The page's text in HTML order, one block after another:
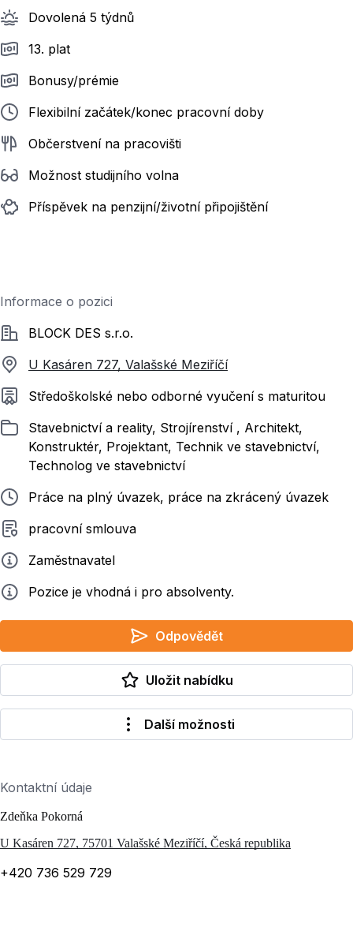
Dovolená 5 týdnů
13. plat
Bonusy/prémie
Flexibilní začátek/konec pracovní doby
Občerstvení na pracovišti
Možnost studijního volna
Příspěvek na penzijní/životní připojištění
Informace o pozici
SpolečnostBLOCK DES s.r.o.
U Kasáren 727, Valašské Meziříčí
Požadované vzdělání
Středoškolské nebo odborné vyučení s maturitou
ZařazenoStavebnictví a reality, Strojírenství , Architekt,
Konstruktér, Projektant, Technik ve stavebnictví,
Technolog ve stavebnictví
Typ pracovního poměru
Práce na plný úvazek, práce na zkrácený úvazek
Typ smluvního vztahu
pracovní smlouva
ZadavatelZaměstnavatel
Info Pozice je vhodná i pro absolventy.
Odpovědět
Uložit nabídku
Další možnosti
Kontaktní údaje
Zdeňka Pokorná
U Kasáren 727, 75701 Valašské Meziříčí, Česká republika
+420 736 529 729